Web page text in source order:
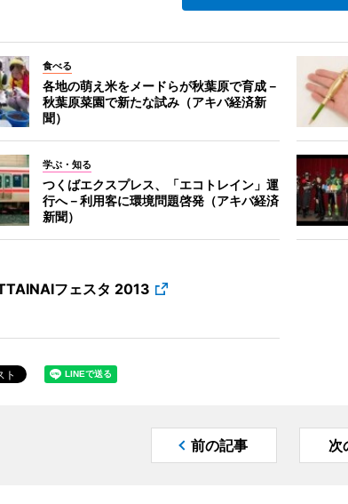
食べる
各地の萌え米をメードらが秋葉原で育成－
秋葉原菜園で新たな試み（アキバ経済新
聞）
学ぶ・知る
つくばエクスプレス、「エコトレイン」運
行へ－利用客に環境問題啓発（アキバ経済
新聞）
フェスタ 2013
前の記事 次